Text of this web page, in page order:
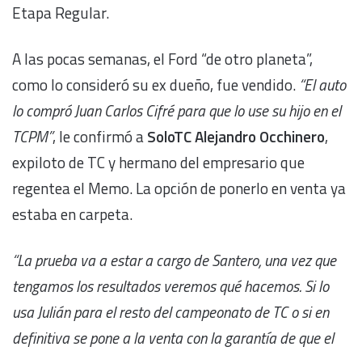
Etapa Regular.
A las pocas semanas, el Ford “de otro planeta”,
como lo consideró su ex dueño, fue vendido. “El auto
lo compró Juan Carlos Cifré para que lo use su hijo en el
TCPM”, le confirmó aSoloTCAlejandro Occhinero,
expiloto de TC y hermano del empresario que
regentea el Memo. La opción de ponerlo en venta ya
estaba en carpeta.
“La prueba va a estar a cargo de Santero, una vez que
tengamos los resultados veremos qué hacemos. Si lo
usa Julián para el resto del campeonato de TC o si en
definitiva se pone a la venta con la garantía de que el